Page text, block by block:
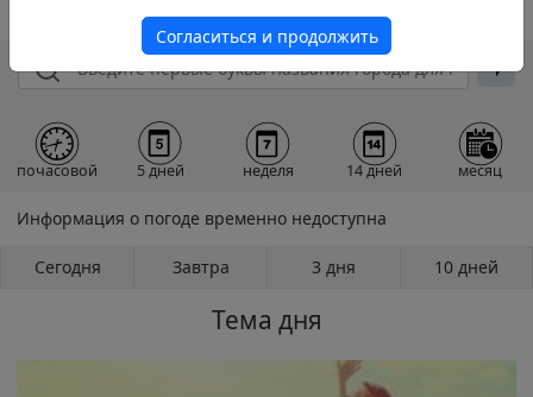
почасовой 5 дней неделя 14 дней месяц
Информация о погоде временно недоступна
Сегодня Завтра 3 дня 10 дней
Тема дня
Согласиться и продолжить